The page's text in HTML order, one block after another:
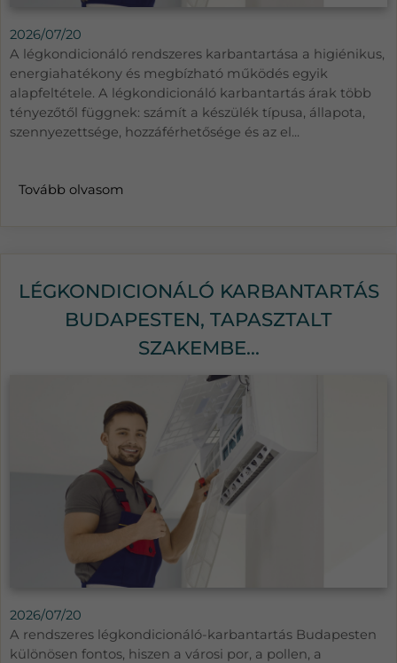
2026/07/20
A légkondicionáló rendszeres karbantartása a higiénikus,
energiahatékony és megbízható működés egyik
alapfeltétele. A légkondicionáló karbantartás árak több
tényezőtől függnek: számít a készülék típusa, állapota,
szennyezettsége, hozzáférhetősége és az el...
Tovább olvasom
LÉGKONDICIONÁLÓ KARBANTARTÁS
BUDAPESTEN, TAPASZTALT
SZAKEMBE...
2026/07/20
A rendszeres légkondicionáló-karbantartás Budapesten
különösen fontos, hiszen a városi por, a pollen, a